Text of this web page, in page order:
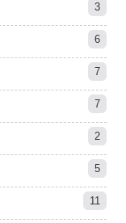
3
6
7
7
2
5
11